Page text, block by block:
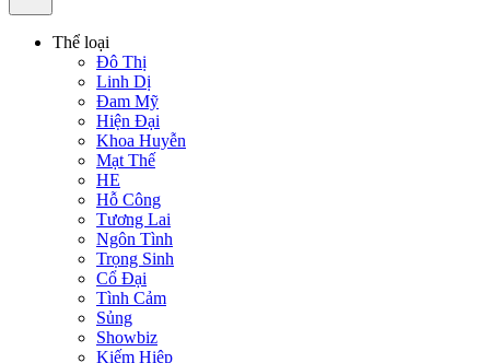
Thể loại
Đô Thị
Linh Dị
Đam Mỹ
Hiện Đại
Khoa Huyễn
Mạt Thế
HE
Hỗ Công
Tương Lai
Ngôn Tình
Trọng Sinh
Cổ Đại
Tình Cảm
Sủng
Showbiz
Kiếm Hiệp